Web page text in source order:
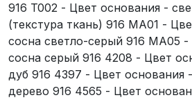
916 T002 - Цвет основания -
(текстура ткань) 916 MA01 -
сосна светло-серый 916 MA05
сосна серый 916 4208 - Цвет
дуб 916 4397 - Цвет основания
дерево 916 4565 - Цвет